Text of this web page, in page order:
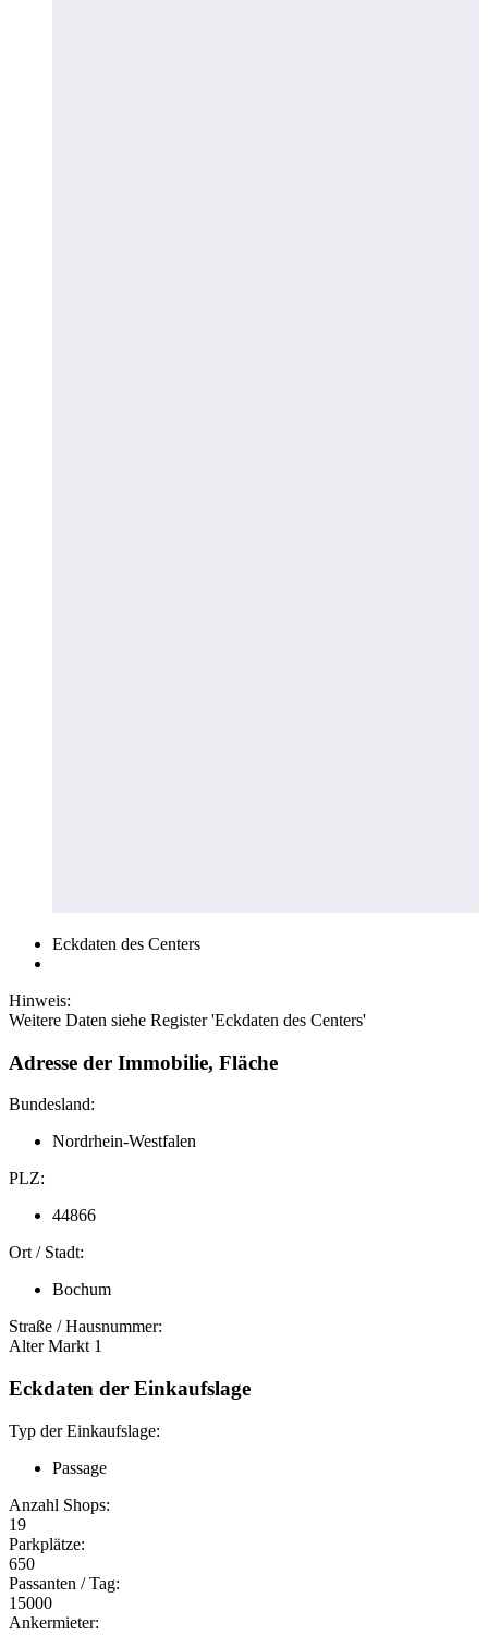
Eckdaten des Centers
Hinweis:
Weitere Daten siehe Register 'Eckdaten des Centers'
Adresse der Immobilie, Fläche
Bundesland:
Nordrhein-Westfalen
PLZ:
44866
Ort / Stadt:
Bochum
Straße / Hausnummer:
Alter Markt 1
Eckdaten der Einkaufslage
Typ der Einkaufslage:
Passage
Anzahl Shops:
19
Parkplätze:
650
Passanten / Tag:
15000
Ankermieter: